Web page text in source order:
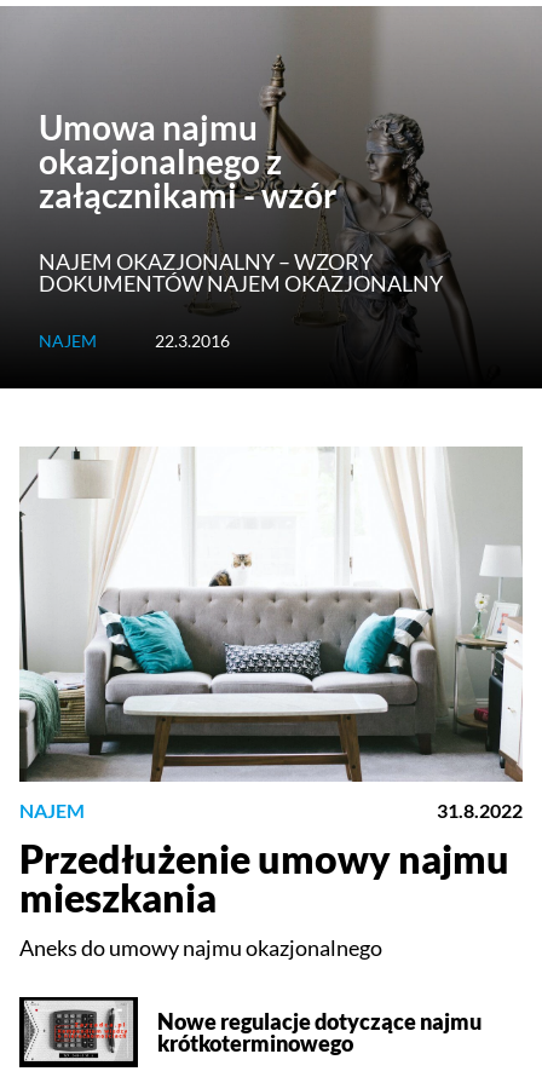
Umowa najmu
okazjonalnego z
załącznikami - wzór
NAJEM OKAZJONALNY – WZORY
DOKUMENTÓW NAJEM OKAZJONALNY
NAJEM 22.3.2016
NAJEM 31.8.2022
Przedłużenie umowy najmu
mieszkania
Aneks do umowy najmu okazjonalnego
Nowe regulacje dotyczące najmu
krótkoterminowego